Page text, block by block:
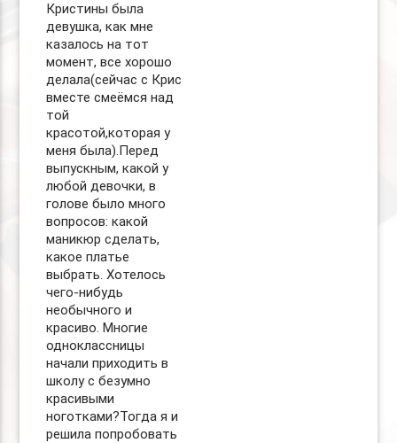
Кристины была
девушка, как мне
казалось на тот
момент, все хорошо
делала(сейчас с Крис
вместе смеёмся над
той
красотой,которая у
меня была).Перед
выпускным, какой у
любой девочки, в
голове было много
вопросов: какой
маникюр сделать,
какое платье
выбрать. Хотелось
чего-нибудь
необычного и
красиво. Многие
одноклассницы
начали приходить в
школу с безумно
красивыми
ноготками?Тогда я и
решила попробовать